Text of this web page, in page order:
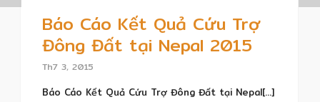
Báo Cáo Kết Quả Cứu Trợ
Đông Đất tại Nepal 2015
Th7 3, 2015
Báo Cáo Kết Quả Cứu Trợ Đông Đất tại Nepal[...]